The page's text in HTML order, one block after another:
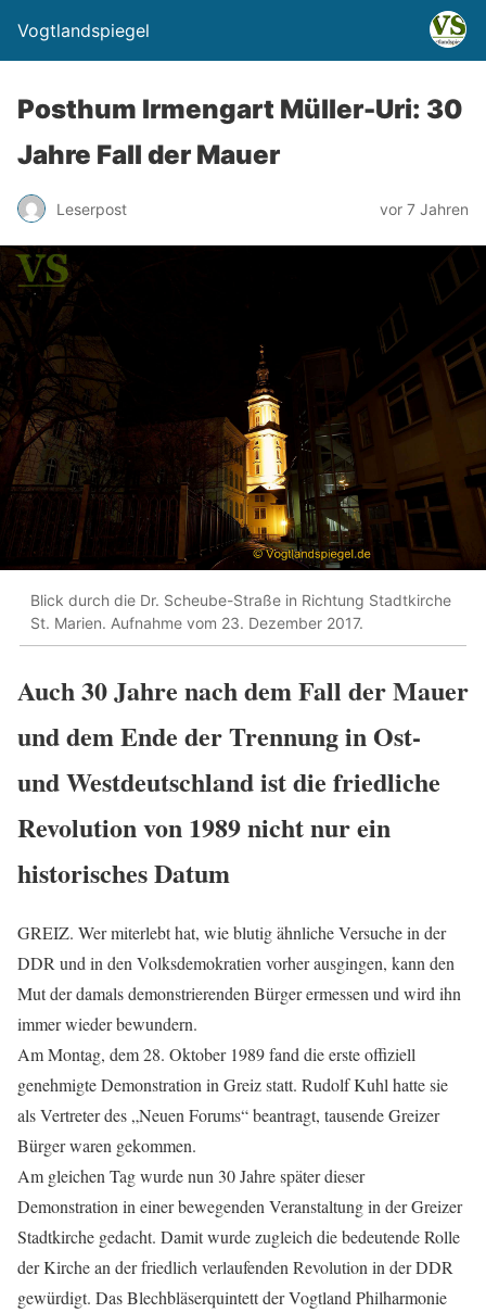
Vogtlandspiegel
Posthum Irmengart Müller-Uri: 30
Jahre Fall der Mauer
Leserpost vor 7 Jahren
Blick durch die Dr. Scheube-Straße in Richtung Stadtkirche
St. Marien. Aufnahme vom 23. Dezember 2017.
Auch 30 Jahre nach dem Fall der Mauer
und dem Ende der Trennung in Ost-
und Westdeutschland ist die friedliche
Revolution von 1989 nicht nur ein
historisches Datum
GREIZ. Wer miterlebt hat, wie blutig ähnliche Versuche in der
DDR und in den Volksdemokratien vorher ausgingen, kann den
Mut der damals demonstrierenden Bürger ermessen und wird ihn
immer wieder bewundern.
Am Montag, dem 28. Oktober 1989 fand die erste offiziell
genehmigte Demonstration in Greiz statt. Rudolf Kuhl hatte sie
als Vertreter des „Neuen Forums“ beantragt, tausende Greizer
Bürger waren gekommen.
Am gleichen Tag wurde nun 30 Jahre später dieser
Demonstration in einer bewegenden Veranstaltung in der Greizer
Stadtkirche gedacht. Damit wurde zugleich die bedeutende Rolle
der Kirche an der friedlich verlaufenden Revolution in der DDR
gewürdigt. Das Blechbläserquintett der Vogtland Philharmonie